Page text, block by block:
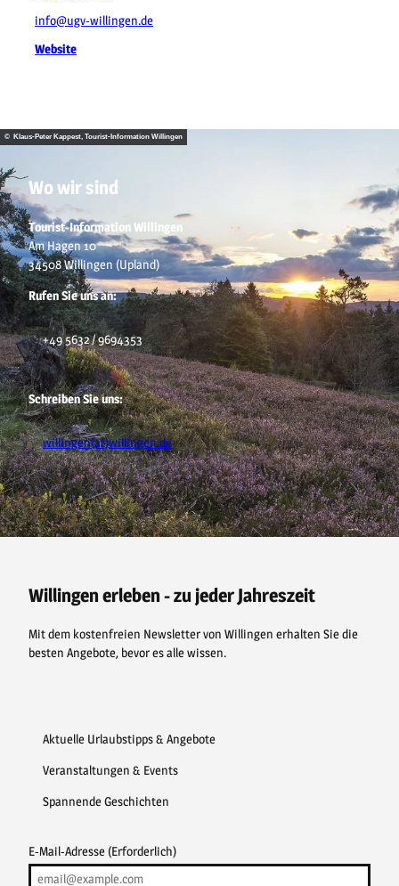
info@ugv-willingen.de
Website
© Klaus-Peter Kappest, Tourist-Information Willingen
Wo wir sind
Tourist-Information Willingen
Am Hagen 10
34508 Willingen (Upland)
Rufen Sie uns an:
+49 5632 / 9694353
Schreiben Sie uns:
willingen(at)willingen.de
F
a
c
o
k
P
i
n
e
s
Y
o
u
e
I
n
s
r
a
Willingen erleben - zu jeder Jahreszeit
Mit dem kostenfreien Newsletter von Willingen erhalten Sie die
besten Angebote, bevor es alle wissen.
Aktuelle Urlaubstipps & Angebote
Veranstaltungen & Events
Spannende Geschichten
E-Mail-Adresse (Erforderlich)